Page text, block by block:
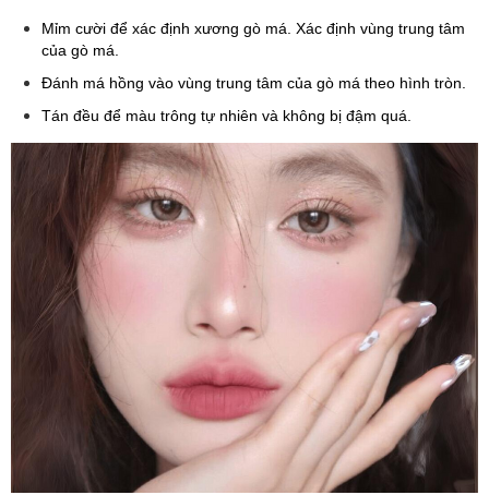
Mỉm cười để xác định xương gò má. Xác định vùng trung tâm
của gò má.
Đánh má hồng vào vùng trung tâm của gò má theo hình tròn.
Tán đều để màu trông tự nhiên và không bị đậm quá.